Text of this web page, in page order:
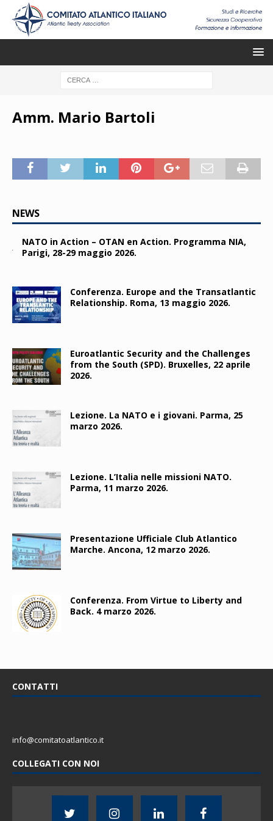
Amm. Mario Bartoli
NEWS
NATO in Action – OTAN en Action. Programma NIA,
Parigi, 28-29 maggio 2026.
Conferenza. Europe and the Transatlantic
Relationship. Roma, 13 maggio 2026.
Euroatlantic Security and the Challenges
from the South (SPD). Bruxelles, 22 aprile
2026.
Lezione. La NATO e i giovani. Parma, 25
marzo 2026.
Lezione. L’Italia nelle missioni NATO.
Parma, 11 marzo 2026.
Presentazione Ufficiale Club Atlantico
Marche. Ancona, 12 marzo 2026.
Conferenza. From Virtue to Liberty and
Back. 4 marzo 2026.
CONTATTI
info@comitatoatlantico.it
COLLEGATI CON NOI